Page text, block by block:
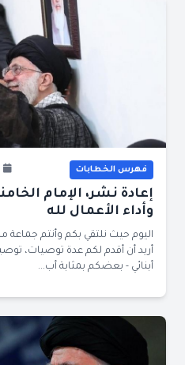
فهرس الخطابات
إعادة نشر، الإمام
وأداء الأعمال لله
اليوم حيث نلتقي بكم وأنتم جماعة
أريد أن أقدم لكم عدة توصيات،
أبنائي - بعضكم بمثابة أب...